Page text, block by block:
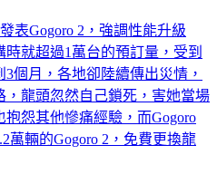
表Gogoro 2，強調性能升級
就超過1萬台的預訂量，受到
個月，各地卻陸續傳出災情，
，龍頭忽然自己鎖死，害她當場
怨其他慘痛經驗，而Gogoro
萬輛的Gogoro 2，免費更換龍